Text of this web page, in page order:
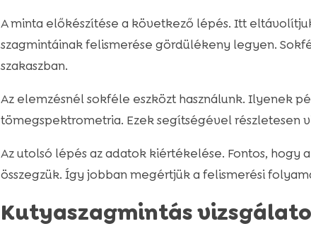
A minta előkészítése a következő lépés. Itt
szagmintáinak felismerése gördülékeny legyen.
szakaszban.
Az elemzésnél sokféle eszközt használunk. Ilyenek
tömegspektrometria. Ezek segítségével részletesen
Az utolsó lépés az adatok kiértékelése. Fontos, hogy
összegzük. Így jobban megértjük a felismerési
Kutyaszagmintás